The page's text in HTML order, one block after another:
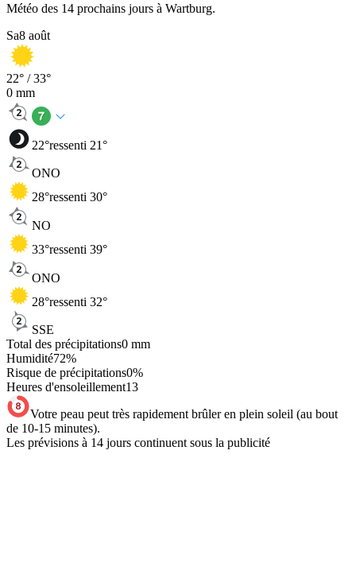
Météo des 14 prochains jours à Wartburg.
Sa8 août
22° /33°
0 mm
22°ressenti 21°
ONO
28°ressenti 30°
NO
33°ressenti 39°
ONO
28°ressenti 32°
SSE
Total des précipitations0 mm
Humidité72%
Risque de précipitations0%
Heures d'ensoleillement13
Votre peau peut très rapidement brûler en plein soleil (au bout
de 10-15 minutes).
Les prévisions à 14 jours continuent sous la publicité